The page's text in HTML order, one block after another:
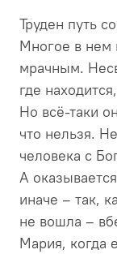
Труден путь
Многое в нем
мрачным.
где
Но всё-таки
что нельзя.
человека с
А
иначе – так,
не вошла –
Мария, когда